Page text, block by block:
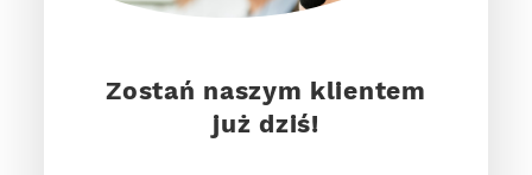
Zostań naszym klientem
już dziś!